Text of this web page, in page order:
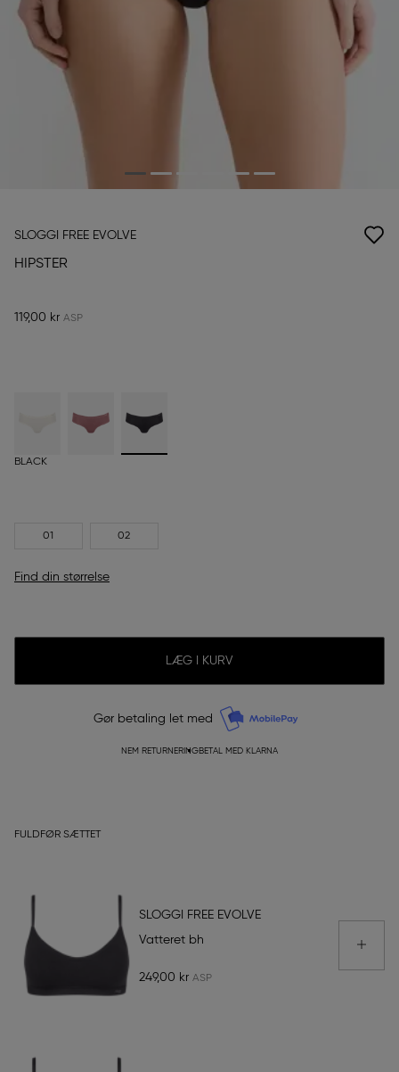
SLOGGI FREE EVOLVE
HIPSTER
119,00 kr
BLACK
01 02
Find din størrelse
LÆG I KURV
Gør betaling let med
NEM RETURNERINGBETAL MED KLARNA
FULDFØR SÆTTET
SLOGGI FREE EVOLVE
Vatteret bh
249,00 kr